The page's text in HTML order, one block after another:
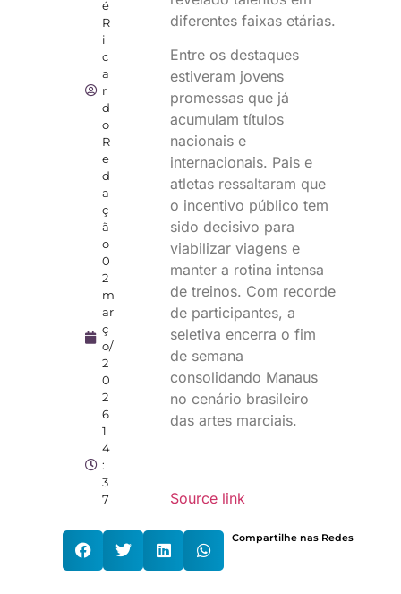
é
R
i
c
a
r
d
o
R
e
d
a
ç
ã
o
0
2
m
ar
ç
o/
2
0
2
6
1
4
:
3
7
diferentes faixas etárias.
Entre os destaques
estiveram jovens
promessas que já
acumulam títulos
nacionais e
internacionais. Pais e
atletas ressaltaram que
o incentivo público tem
sido decisivo para
viabilizar viagens e
manter a rotina intensa
de treinos. Com recorde
de participantes, a
seletiva encerra o fim
de semana
consolidando Manaus
no cenário brasileiro
das artes marciais.
Source link
Compartilhe nas Redes